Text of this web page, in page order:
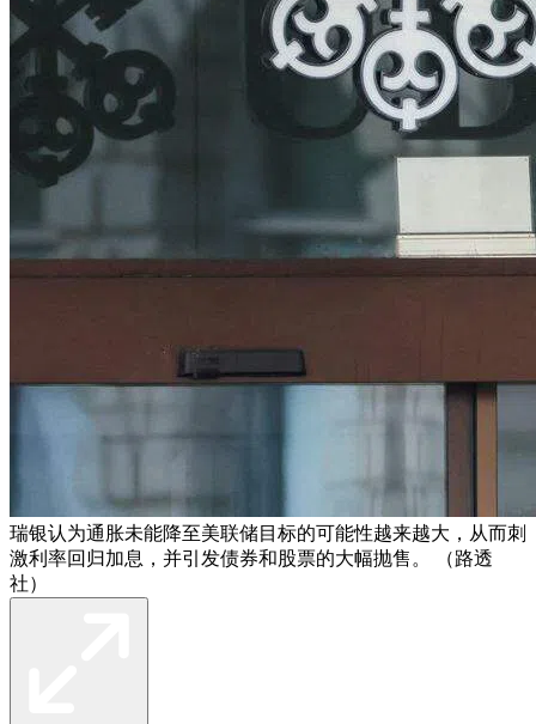
瑞银认为通胀未能降至美联储目标的可能性越来越大，从而刺
激利率回归加息，并引发债券和股票的大幅抛售。 （路透
社）